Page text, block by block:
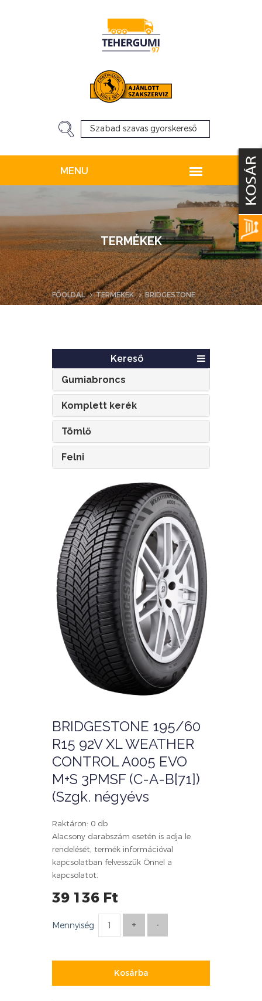
TERMÉKEK
FŐOLDAL TERMÉKEK BRIDGESTONE
Kereső
Gumiabroncs
Komplett kerék
Tömlő
Felni
BRIDGESTONE 195/60
R15 92V XL WEATHER
CONTROL A005 EVO
M+S 3PMSF (C-A-B[71])
(Szgk. négyévs
Raktáron: 0 db
Alacsony darabszám esetén is adja le
rendelését, termék információval
kapcsolatban felvesszük Önnel a
kapcsolatot.
39 136 Ft
Mennyiség:
Kosárba